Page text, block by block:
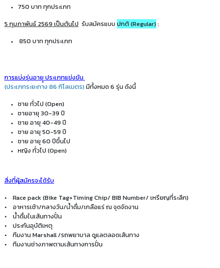
750 บาท ทุกประเภท
5 กุมภาพันธ์ 2569 เป็นต้นไป รับสมัครแบบ ปกติ (Regular) :
850 บาท ทุกประเภท
การแบ่งรุ่นอายุุ ประเภทแข่งขัน
(ประเภทระยะทาง 86 กิโลเมตร) มีทั้งหมด 6 รุ่น ดังนี้
ชาย ทั่วไป (Open)
ชายอายุ 30-39 ปี
ชาย อายุ 40-49 ปี
ชาย อายุ 50-59 ปี
ชาย อายุ 60 ปีขึ้นไป
หญิง ทั่วไป (Open)
สิ่งที่ผู้สมัครจะได้รับ
• Race pack (Bike Tag+Timing Chip/ BIB Number/ เหรียญที่ระลึก)
• อาหารเช้า/กลางวัน/น้ำดื่ม/เกลือแร่ ณ จุดจัดงาน
• น้ำดื่มในเส้นทางปั่น
• ประกันอุบัติเหตุ
• ทีมงาน Marshall /รถพยาบาล ดูแลตลอดเส้นทาง
• ทีมงานช่างภาพตามเส้นทางการปั่น